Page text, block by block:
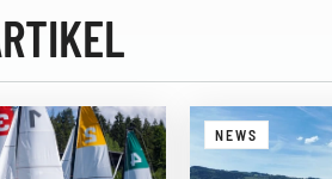
NEWS